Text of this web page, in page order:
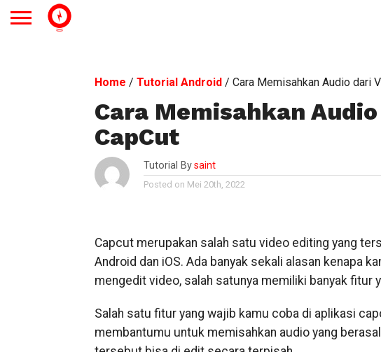
Home / Tutorial Android/ Cara Memisahkan Audio dari
Cara Memisahkan
CapCut
Tutorial Bysaint
Posted on Mei 20th, 2022
Capcut merupakan salah satu video editing yang
Android dan iOS. Ada banyak sekali alasan kenapa
mengedit video, salah satunya memiliki banyak fitur
Salah satu fitur yang wajib kamu coba di aplikasi
membantumu untuk memisahkan audio yang